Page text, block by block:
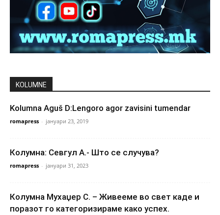
KOLUMNE
Kolumna Aguš D:Lengoro agor zavisini tumendar
romapress - јануари 23, 2019
Колумна: Севгул А.- Што се случува?
romapress - јануари 31, 2023
Колумна Мухаџер С. – Живееме во свет каде и
поразот го категоризираме како успех.